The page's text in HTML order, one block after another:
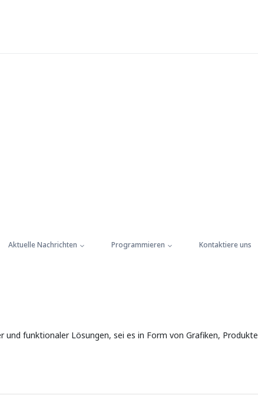
Aktuelle Nachrichten Programmieren Kontaktiere uns
und funktionaler Lösungen, sei es in Form von Grafiken,